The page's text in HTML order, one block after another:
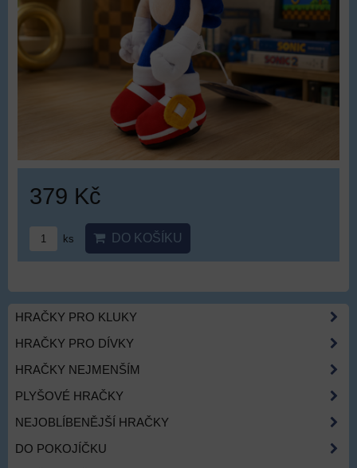
379 Kč
ks DO KOŠÍKU
HRAČKY PRO KLUKY
HRAČKY PRO DÍVKY
HRAČKY NEJMENŠÍM
PLYŠOVÉ HRAČKY
NEJOBLÍBENĚJŠÍ HRAČKY
DO POKOJÍČKU